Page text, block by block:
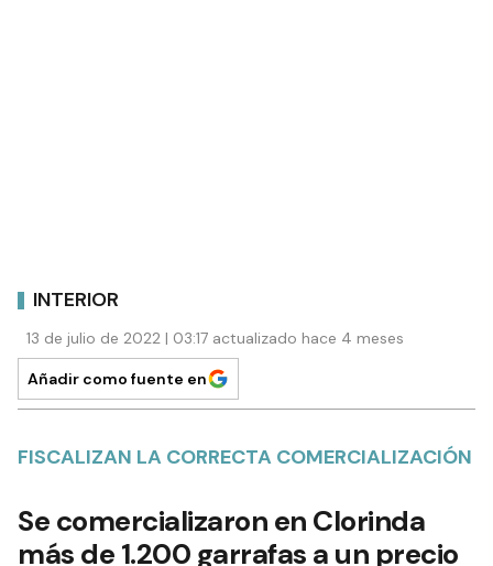
INTERIOR
13 de julio de 2022 | 03:17 actualizado hace 4 meses
Añadir como fuente en
FISCALIZAN LA CORRECTA COMERCIALIZACIÓN
Se comercializaron en Clorinda
más de 1.200 garrafas a un precio